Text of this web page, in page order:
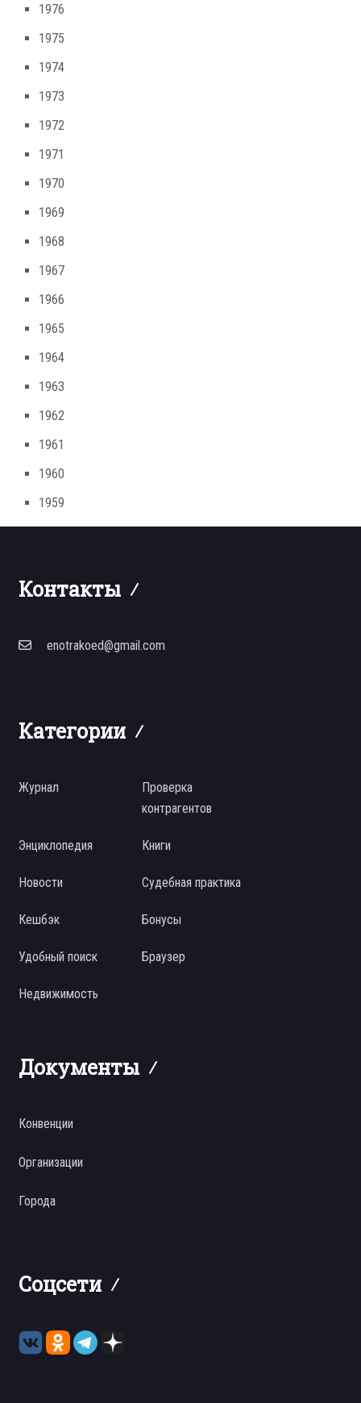
1976
1975
1974
1973
1972
1971
1970
1969
1968
1967
1966
1965
1964
1963
1962
1961
1960
1959
Контакты
enotrakoed@gmail.com
Категории
Журнал
Проверка
контрагентов
Энциклопедия Книги
Новости Судебная практика
Кешбэк Бонусы
Удобный поиск Браузер
Недвижимость
Документы
Конвенции
Организации
Города
Соцсети